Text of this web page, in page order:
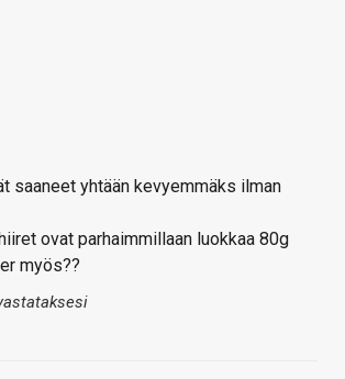
saaneet yhtään kevyemmäks ilman
ovat parhaimmillaan luokkaa 80g
myös??